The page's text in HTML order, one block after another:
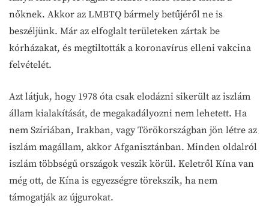
nőknek. Akkor az LMBTQ bármely betűjéről ne is
beszéljünk. Már az elfoglalt területeken zártak be
kórházakat, és megtiltották a koronavírus elleni vakcina
felvételét.
Azt látjuk, hogy 1978 óta csak elodázni sikerült az iszlám
állam kialakítását, de megakadályozni nem lehetett. Ha
nem Szíriában, Irakban, vagy Törökországban jön létre az
iszlám magállam, akkor Afganisztánban. Minden oldalról
iszlám többségű országok veszik körül. Keletről Kína van
még ott, de Kína is egyezségre törekszik, ha nem
támogatják az újgurokat.